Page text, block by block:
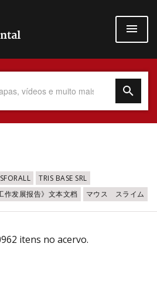
TRIS BASE SRL
作发展报告》文本文档
マウス スライム
itens no acervo.